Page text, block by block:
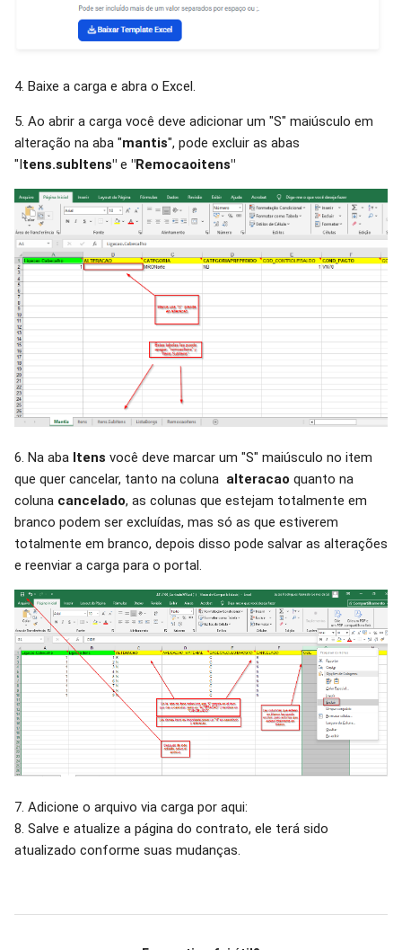
4. Baixe a carga e abra o Excel.
5. Ao abrir a carga você deve adicionar um "S" maiúsculo em
alteração na aba "mantis", pode excluir as abas
"Itens.subItens" e "Remocaoitens"
6. Na aba Itens você deve marcar um "S" maiúsculo no item
que quer cancelar, tanto na coluna alteracao quanto na
coluna cancelado, as colunas que estejam totalmente em
branco podem ser excluídas, mas só as que estiverem
totalmente em branco, depois disso pode salvar as alterações
e reenviar a carga para o portal.
7. Adicione o arquivo via carga por aqui:
8. Salve e atualize a página do contrato, ele terá sido
atualizado conforme suas mudanças.